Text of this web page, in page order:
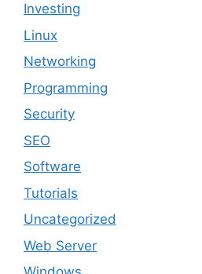
Investing
Linux
Networking
Programming
Security
SEO
Software
Tutorials
Uncategorized
Web Server